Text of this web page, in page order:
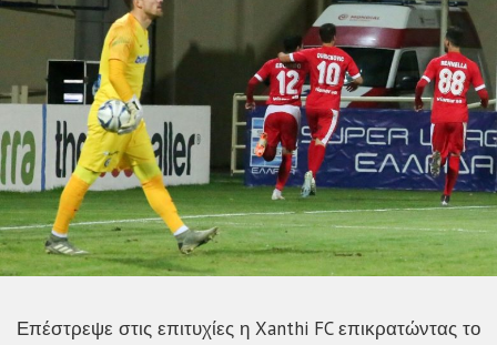
Επέστρεψε στις επιτυχίες η Xanthi FC επικρατώντας το